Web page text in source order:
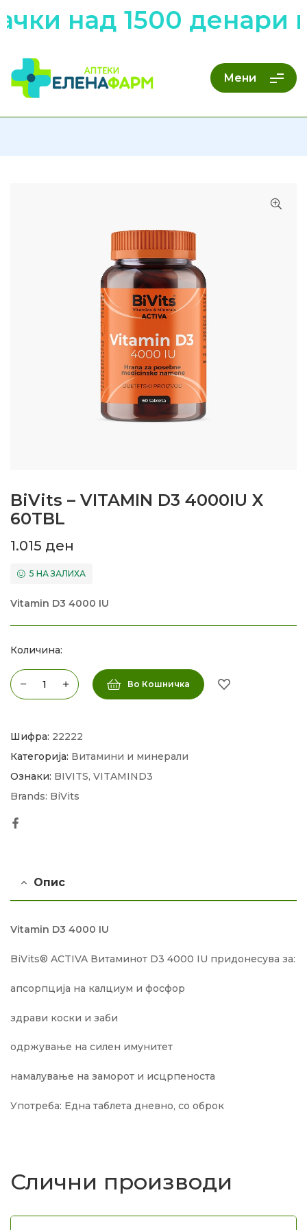
над 1500 денари
Мени
BiVits – VITAMIN D3 4000IU X
60TBL
1.015 ден
5 НА ЗАЛИХА
Vitamin D3 4000 IU
Количина:
Во Кошничка
Шифра: 22222
Категорија: Витамини и минерали
Ознаки: BIVITS, VITAMIND3
Brands: BiVits
Опис
Vitamin D3 4000 IU
BiVits® ACTIVA Витаминот D3 4000 IU придонесува за:
апсорпција на калциум и фосфор
здрави коски и заби
одржување на силен имунитет
намалување на заморот и исцрпеноста
Употреба: Една таблета дневно, со оброк
Слични производи